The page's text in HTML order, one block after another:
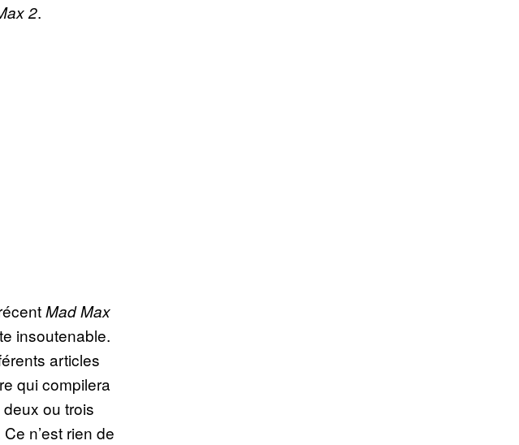
2.
Mad Max
insoutenable.
articles
qui compilera
ou trois
n’est rien de